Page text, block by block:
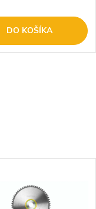
DO KOŠÍKA